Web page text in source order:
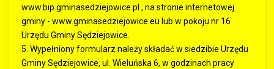
www.bip.gminasedziejowice.pl , na stronie internetowej
gminy - www.gminasedziejowice.eu lub w pokoju nr 16
Urzędu Gminy Sędziejowice.
5. Wypełniony formularz należy składać w siedzibie Urzędu
Gminy Sędziejowice, ul. Wieluńska 6, w godzinach pracy